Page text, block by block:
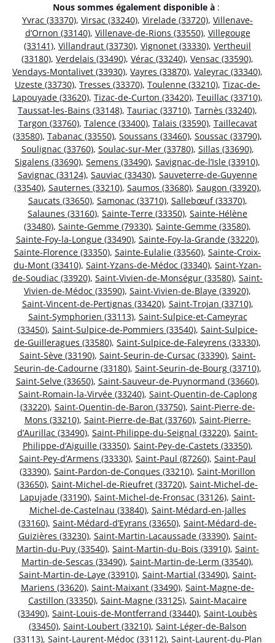
Nous sommes également disponible à :
Yvrac (33370), Virsac (33240), Virelade (33720), Villenave-
d’Ornon (33140), Villenave-de-Rions (33550), Villegouge
(33141), Villandraut (33730), Vignonet (33330), Vertheuil
(33180), Verdelais (33490), Vérac (33240), Vensac (33590),
Vendays-Montalivet (33930), Vayres (33870), Valeyrac (33340),
Uzeste (33730), Tresses (33370), Toulenne (33210), Tizac-de-
Lapouyade (33620), Tizac-de-Curton (33420), Teuillac (33710),
Taussat-les-Bains (33148), Tauriac (33710), Tarnès (33240),
Targon (33760), Talence (33400), Talais (33590), Taillecavat
(33580), Tabanac (33550), Soussans (33460), Soussac (33790),
Soulignac (33760), Soulac-sur-Mer (33780), Sillas (33690),
Sigalens (33690), Semens (33490), Savignac-de-l’Isle (33910),
Savignac (33124), Sauviac (33430), Sauveterre-de-Guyenne
(33540), Sauternes (33210), Saumos (33680), Saugon (33920),
Saucats (33650), Samonac (33710), Sallebœuf (33370),
Salaunes (33160), Sainte-Terre (33350), Sainte-Hélène
(33480), Sainte-Gemme (79330), Sainte-Gemme (33580),
Sainte-Foy-la-Longue (33490), Sainte-Foy-la-Grande (33220),
Sainte-Florence (33350), Sainte-Eulalie (33560), Sainte-Croix-
du-Mont (33410), Saint-Yzans-de-Médoc (33340), Saint-Yzan-
de-Soudiac (33920), Saint-Vivien-de-Monségur (33580), Saint-
Vivien-de-Médoc (33590), Saint-Vivien-de-Blaye (33920),
Saint-Vincent-de-Pertignas (33420), Saint-Trojan (33710),
Saint-Symphorien (33113), Saint-Sulpice-et-Cameyrac
(33450), Saint-Sulpice-de-Pommiers (33540), Saint-Sulpice-
de-Guilleragues (33580), Saint-Sulpice-de-Faleyrens (33330),
Saint-Sève (33190), Saint-Seurin-de-Cursac (33390), Saint-
Seurin-de-Cadourne (33180), Saint-Seurin-de-Bourg (33710),
Saint-Selve (33650), Saint-Sauveur-de-Puynormand (33660),
Saint-Romain-la-Virvée (33240), Saint-Quentin-de-Caplong
(33220), Saint-Quentin-de-Baron (33750), Saint-Pierre-de-
Mons (33210), Saint-Pierre-de-Bat (33760), Saint-Pierre-
d’Aurillac (33490), Saint-Philippe-du-Seignal (33220), Saint-
Philippe-d’Aiguille (33350), Saint-Pey-de-Castets (33350),
Saint-Pey-d’Armens (33330), Saint-Paul (87260), Saint-Paul
(33390), Saint-Pardon-de-Conques (33210), Saint-Morillon
(33650), Saint-Michel-de-Rieufret (33720), Saint-Michel-de-
Lapujade (33190), Saint-Michel-de-Fronsac (33126), Saint-
Michel-de-Castelnau (33840), Saint-Médard-en-Jalles
(33160), Saint-Médard-d’Eyrans (33650), Saint-Médard-de-
Guizières (33230), Saint-Martin-Lacaussade (33390), Saint-
Martin-du-Puy (33540), Saint-Martin-du-Bois (33910), Saint-
Martin-de-Sescas (33490), Saint-Martin-de-Lerm (33540),
Saint-Martin-de-Laye (33910), Saint-Martial (33490), Saint-
Mariens (33620), Saint-Maixant (33490), Saint-Magne-de-
Castillon (33350), Saint-Magne (33125), Saint-Macaire
(33490), Saint-Louis-de-Montferrand (33440), Saint-Loubès
(33450), Saint-Loubert (33210), Saint-Léger-de-Balson
(33113), Saint-Laurent-Médoc (33112), Saint-Laurent-du-Plan